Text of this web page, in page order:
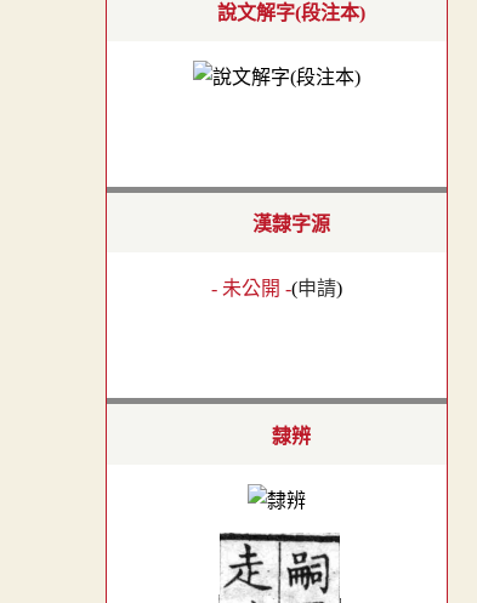
說文解字(段注本)
漢隸字源
- 未公開 -(申請)
隸辨